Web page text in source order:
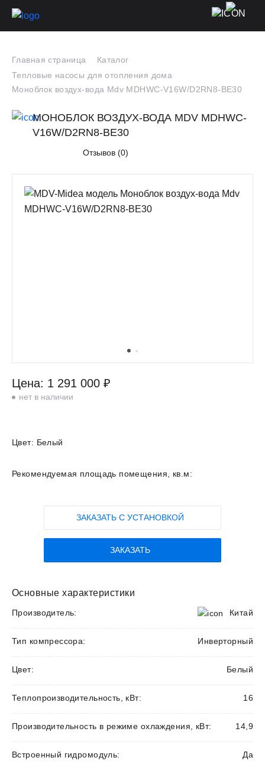
Главная страница
Каталог
Тепловые насосы для отопления дома
Моноблок воздух-вода Mdv MDHWC-V16W/D2RN8-BE30
МОНОБЛОК ВОЗДУХ-ВОДА MDV MDHWC-
V16W/D2RN8-BE30
Отзывов (0)
Цена: 1 291 000 ₽
нет в наличии
Цвет: Белый
Рекомендуемая площадь помещения, кв.м:
ЗАКАЗАТЬ С УСТАНОВКОЙ
ЗАКАЗАТЬ
Основные характеристики
Производитель: Китай
Тип компрессора: Инверторный
Цвет: Белый
Теплопроизводительность, кВт: 16
Производительность в режиме охлаждения, кВт: 14,9
Встроенный гидромодуль: Да